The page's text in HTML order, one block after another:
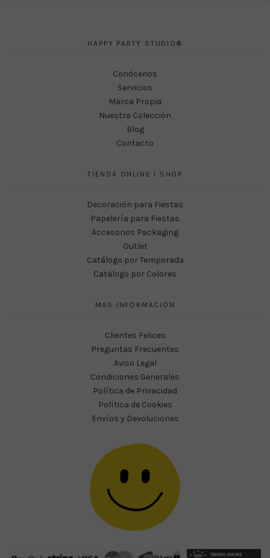
HAPPY PARTY STUDIO®
Conócenos
Servicios
Marca Propia
Nuestra Colección
Blog
Contacto
TIENDA ONLINE I SHOP
Decoración para Fiestas
Papelería para Fiestas
Accesorios Packaging
Outlet
Catálogo por Temporada
Catálogo por Colores
MAS INFORMACIÓN
Clientes Felices
Preguntas Frecuentes
Aviso Legal
Condiciones Generales
Política de Privacidad
Política de Cookies
Envíos y Devoluciones